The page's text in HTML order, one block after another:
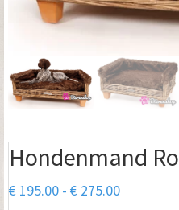
Hondenmand
€ 195.00 - € 275.00Prijsklasse: